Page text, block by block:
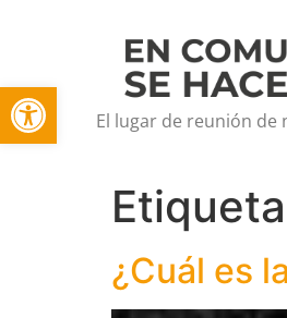
Open toolbar
El lugar de reunión de
¿Cuál es